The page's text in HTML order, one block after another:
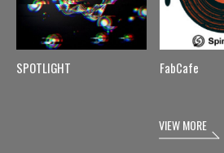
SPOTLIGHT FabCafe
VIEW MORE